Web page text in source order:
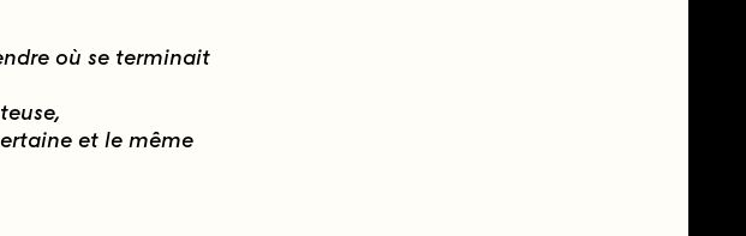
où se terminait
et le même